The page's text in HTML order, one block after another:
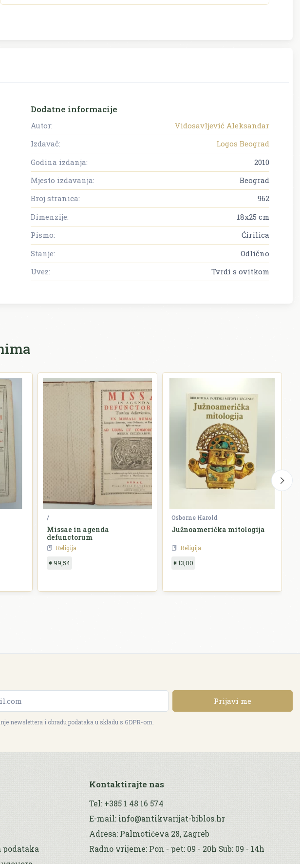
Dodatne informacije
Autor:
Vidosavljević Aleksandar
Izdavač:
Logos Beograd
Godina izdanja:
2010
Mjesto izdavanja:
Beograd
Broj stranica:
962
Dimenzije:
18x25 cm
Pismo:
Ćirilica
Stanje:
Odlično
Uvez:
Tvrdi s ovitkom
/
Missae in agenda
defunctorum
Religija
€ 99,54
Osborne Harold
Južnoamerička mitologija
Religija
€ 13,00
Prijavi me
newslettera i obradu podataka u skladu s GDPR-om.
Kontaktirajte nas
Tel: +385 1 48 16 574
E-mail: info@antikvarijat-biblos.hr
Adresa: Palmotićeva 28, Zagreb
Radno vrijeme: Pon - pet: 09 - 20h Sub: 09 - 14h